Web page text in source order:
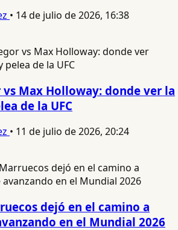
• 14 de julio de 2026, 16:38
vs Max Holloway: donde ver la
de la UFC
• 11 de julio de 2026, 20:24
dejó en el camino a
en el Mundial 2026